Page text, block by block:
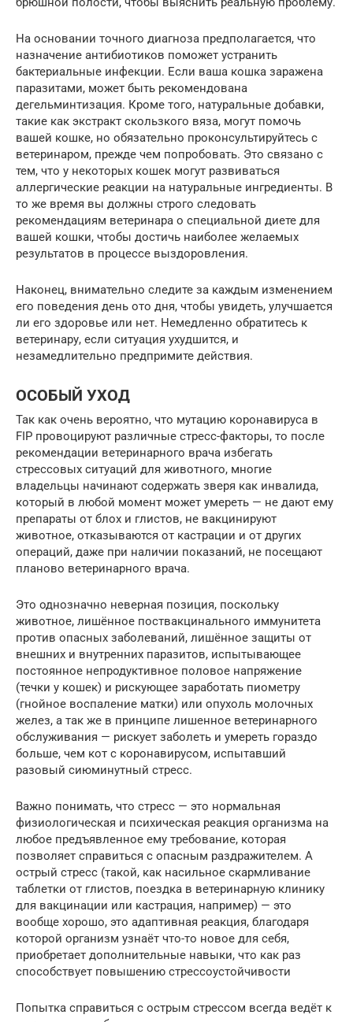
На основании точного диагноза предполагается, что
назначение антибиотиков поможет устранить
бактериальные инфекции. Если ваша кошка заражена
паразитами, может быть рекомендована
дегельминтизация. Кроме того, натуральные добавки,
такие как экстракт скользкого вяза, могут помочь
вашей кошке, но обязательно проконсультируйтесь с
ветеринаром, прежде чем попробовать. Это связано с
тем, что у некоторых кошек могут развиваться
аллергические реакции на натуральные ингредиенты. В
то же время вы должны строго следовать
рекомендациям ветеринара о специальной диете для
вашей кошки, чтобы достичь наиболее желаемых
результатов в процессе выздоровления.
Наконец, внимательно следите за каждым изменением
его поведения день ото дня, чтобы увидеть, улучшается
ли его здоровье или нет. Немедленно обратитесь к
ветеринару, если ситуация ухудшится, и
незамедлительно предпримите действия.
ОСОБЫЙ УХОД
Так как очень вероятно, что мутацию коронавируса в
FIP провоцируют различные стресс-факторы, то после
рекомендации ветеринарного врача избегать
стрессовых ситуаций для животного, многие
владельцы начинают содержать зверя как инвалида,
который в любой момент может умереть — не дают ему
препараты от блох и глистов, не вакцинируют
животное, отказываются от кастрации и от других
операций, даже при наличии показаний, не посещают
планово ветеринарного врача.
Это однозначно неверная позиция, поскольку
животное, лишённое поствакцинального иммунитета
против опасных заболеваний, лишённое защиты от
внешних и внутренних паразитов, испытывающее
постоянное непродуктивное половое напряжение
(течки у кошек) и рискующее заработать пиометру
(гнойное воспаление матки) или опухоль молочных
желез, а так же в принципе лишенное ветеринарного
обслуживания — рискует заболеть и умереть гораздо
больше, чем кот с коронавирусом, испытавший
разовый сиюминутный стресс.
Важно понимать, что стресс — это нормальная
физиологическая и психическая реакция организма на
любое предъявленное ему требование, которая
позволяет справиться с опасным раздражителем. А
острый стресс (такой, как насильное скармливание
таблетки от глистов, поездка в ветеринарную клинику
для вакцинации или кастрация, например) — это
вообще хорошо, это адаптивная реакция, благодаря
которой организм узнаёт что-то новое для себя,
приобретает дополнительные навыки, что как раз
способствует повышению стрессоустойчивости
Попытка справиться с острым стрессом всегда ведёт к